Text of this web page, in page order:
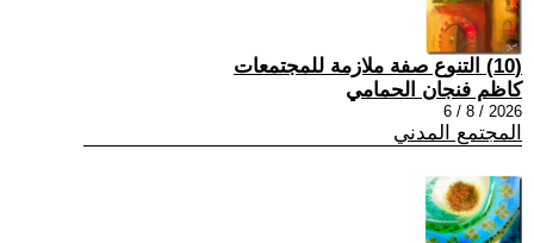
(10) التنوع صفة ملازمة للمجتمعات
كاظم فنجان الحمامي
2026 / 8 / 6
المجتمع المدني